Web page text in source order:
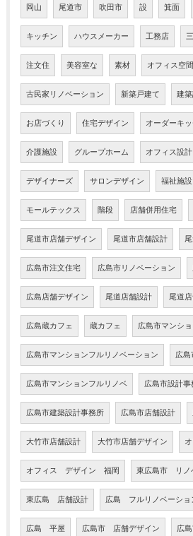
岡山 尾道市 吹田市 設 箕面
キッチン ハウスメーカー 工務店
注文住 美容室な 素材 オフィス空間
古民家リノベーション 新築戸建て 建
お店づくり 住宅デザイン オーダーキ
介護施設 グループホーム オフィス設計
デザイナーズ サロンデザイン 福祉施設
モールテックス 階段 店舗併用住宅
尾道市店舗デザイン 尾道市店舗設計
広島市注文住宅 広島市リノベーション
広島店舗デザイン 尾道店舗設計 尾道
広島蔵カフェ 蔵カフェ 広島市マンシ
広島市マンションフルリノベーション 広島
広島市マンションフルリノベ 広島市設計事
広島市建築設計事務所 広島市店舗設計
大竹市店舗設計 大竹市店舗デザイン
オフィス デザイン 福岡 東広島市 リノ
東広島 店舗設計 広島 フルリノベーショ
広島 平屋 広島市 店舗デザイン 広